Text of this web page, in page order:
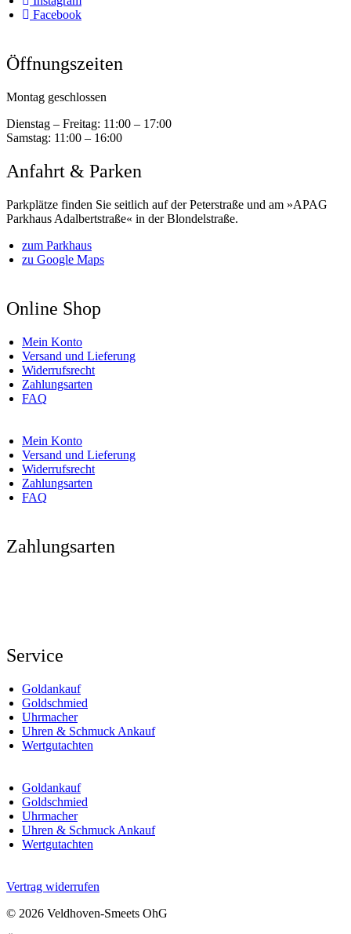
Facebook
Öffnungszeiten
Montag geschlossen
Dienstag – Freitag: 11:00 – 17:00
Samstag: 11:00 – 16:00
Anfahrt & Parken
Parkplätze finden Sie seitlich auf der Peterstraße und am »APAG
Parkhaus Adalbertstraße« in der Blondelstraße.
zum Parkhaus
zu Google Maps
Online Shop
Mein Konto
Versand und Lieferung
Widerrufsrecht
Zahlungsarten
FAQ
Mein Konto
Versand und Lieferung
Widerrufsrecht
Zahlungsarten
FAQ
Zahlungsarten
Service
Goldankauf
Goldschmied
Uhrmacher
Uhren & Schmuck Ankauf
Wertgutachten
Goldankauf
Goldschmied
Uhrmacher
Uhren & Schmuck Ankauf
Wertgutachten
Vertrag widerrufen
© 2026 Veldhoven-Smeets OhG